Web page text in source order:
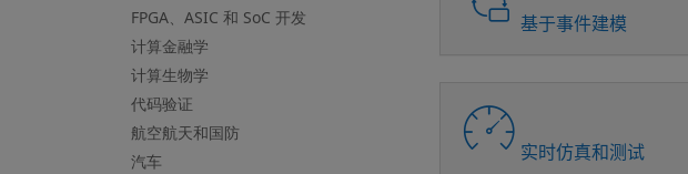
FPGA、ASIC 和 SoC 开发
计算金融学
计算生物学
代码验证
航空航天和国防
汽车
基于事件建模
实时仿真和测试